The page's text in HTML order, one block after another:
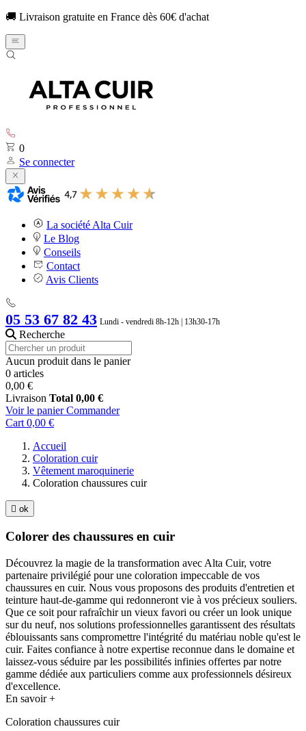
🚚 Livraison gratuite en France dès 60€ d'achat
0
Se connecter
La société Alta Cuir
Le Blog
Conseils
Contact
Avis Clients
05 53 67 82 43 Lundi - vendredi 8h-12h | 13h30-17h
Recherche
Aucun produit dans le panier
0 articles
0,00 €
Livraison Total 0,00 €
Voir le panier Commander
Cart 0,00 €
Accueil
Coloration cuir
Vêtement maroquinerie
Coloration chaussures cuir
 ok
Colorer des chaussures en cuir
Découvrez la magie de la transformation avec Alta Cuir, votre
partenaire privilégié pour une coloration impeccable de vos
chaussures en cuir. Nous vous proposons des produits d'entretien et
teinture haut-de-gamme qui redonneront vie à vos précieux souliers.
Que ce soit pour rafraîchir un vieux favori ou créer un look unique
sur du neuf, nos solutions professionnelles garantissent des résultats
éblouissants sans compromettre l'intégrité du matériau noble qu'est le
cuir. Faites confiance à notre expertise reconnue dans le domaine et
laissez-vous séduire par les possibilités infinies offertes par notre
gamme dédiée aux particuliers comme aux professionnels désireux
d'excellence.
En savoir +
Coloration chaussures cuir